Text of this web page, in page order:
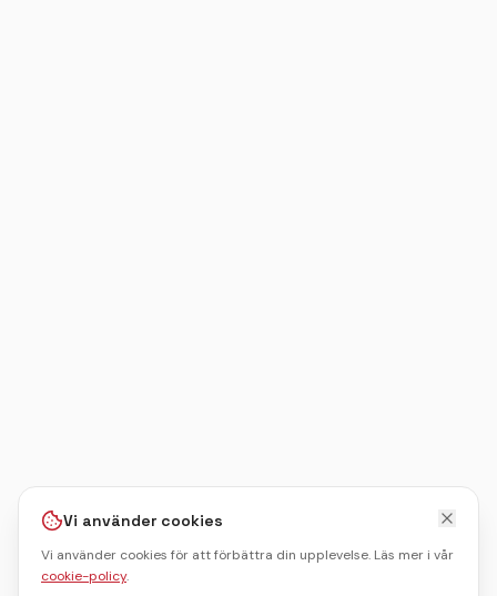
Vi använder cookies
Vi använder cookies för att förbättra din upplevelse. Läs mer i vår
cookie-policy.